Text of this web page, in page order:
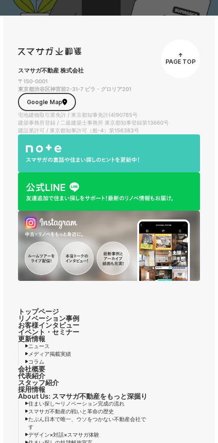
PAGE TOP
スマサガ不動産 株式会社
〒150-0001
東京都渋谷区神宮前2-31-7 ビラ・グロリア201
Google Map
宅地建物取引業免許 / 東京都知事免許(4)90785号
建築事務所登録 / 二級建築士事務所 東京都知事登録第13660号
建設業許可 / 東京都知事許可（般-4）第156383号
トップページ
リノベーション事例
お客様インタビュー
イベント・セミナー
更新情報
ニュース
メディア掲載実績
コラム
会社概要
代表紹介
スタッフ紹介
採用情報
About Us: スマサガ不動産をもっと深掘り
住まい探し〜リノベーション完成の流れ
スマサガ不動産の戦いと革命の歴史
たぶん日本で唯一、ウソをつかない不動産会社で
す
デザイン×対話×スマサガ体験